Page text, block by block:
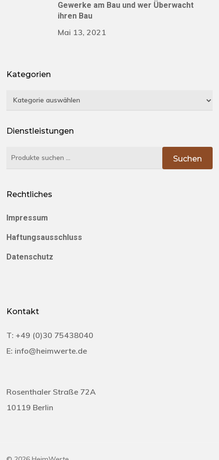
Gewerke am Bau und wer Überwacht
ihren Bau
Mai 13, 2021
Kategorien
Kategorien
Dienstleistungen
Suchen
Suchen
Rechtliches
Impressum
Haftungsausschluss
Datenschutz
Kontakt
T:+49 (0)30 75438040‬
E: info@heimwerte.de
Rosenthaler Straße 72A
10119 Berlin